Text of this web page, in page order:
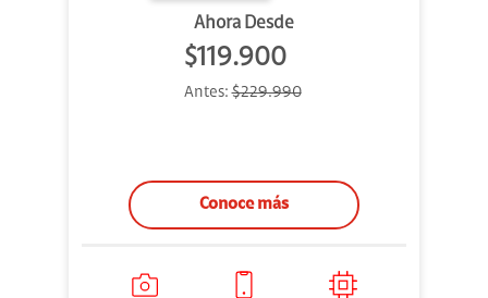
Ahora Desde
$119.900
Antes:$229.990
Conoce más